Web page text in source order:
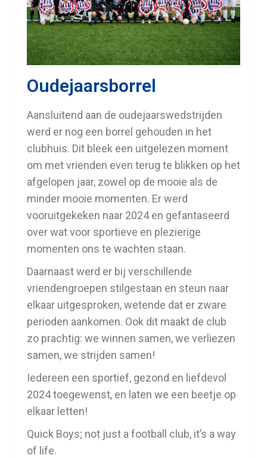
Oudejaarsborrel
Aansluitend aan de oudejaarswedstrijden
werd er nog een borrel gehouden in het
clubhuis. Dit bleek een uitgelezen moment
om met vrienden even terug te blikken op het
afgelopen jaar, zowel op de mooie als de
minder mooie momenten. Er werd
vooruitgekeken naar 2024 en gefantaseerd
over wat voor sportieve en plezierige
momenten ons te wachten staan.
Daarnaast werd er bij verschillende
vriendengroepen stilgestaan en steun naar
elkaar uitgesproken, wetende dat er zware
perioden aankomen. Ook dit maakt de club
zo prachtig: we winnen samen, we verliezen
samen, we strijden samen!
Iedereen een sportief, gezond en liefdevol
2024 toegewenst, en laten we een beetje op
elkaar letten!
Quick Boys; not just a football club, it’s a way
of life.